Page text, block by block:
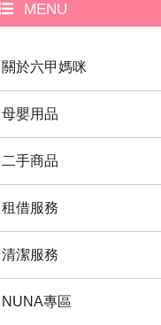
MENU
關於六甲媽咪
母嬰用品
二手商品
租借服務
清潔服務
NUNA專區